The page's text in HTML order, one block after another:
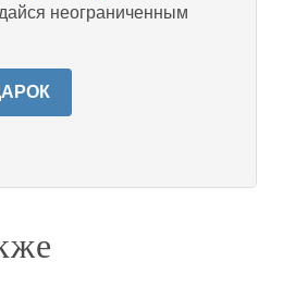
неограниченным